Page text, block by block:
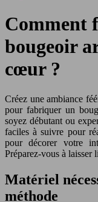
Comment
bougeoir
cœur ?
Créez une ambiance
pour fabriquer un
soyez débutant ou
faciles à suivre pour
pour décorer votre
Préparez-vous à laisser
Matériel
méthode